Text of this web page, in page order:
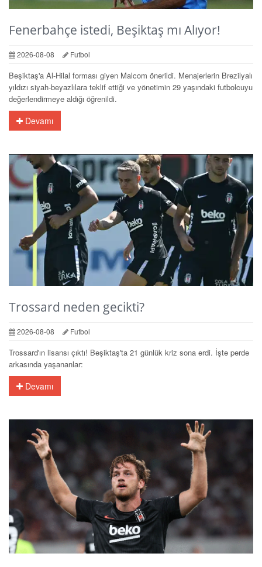
Fenerbahçe istedi, Beşiktaş mı Alıyor!
2026-08-08 Futbol
Beşiktaş'a Al-Hilal forması giyen Malcom önerildi. Menajerlerin Brezilyalı
yıldızı siyah-beyazlılara teklif ettiği ve yönetimin 29 yaşındaki futbolcuyu
değerlendirmeye aldığı öğrenildi.
Devamı
Trossard neden gecikti?
2026-08-08 Futbol
Trossard'ın lisansı çıktı! Beşiktaş'ta 21 günlük kriz sona erdi. İşte perde
arkasında yaşananlar:
Devamı